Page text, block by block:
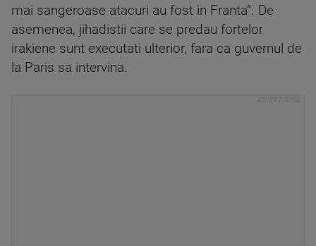
mai sangeroase atacuri au fost in Franta”. De
asemenea, jihadistii care se predau fortelor
irakiene sunt executati ulterior, fara ca guvernul de
la Paris sa intervina.